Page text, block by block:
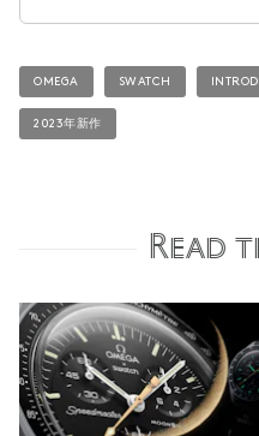
OMEGA SWATCH
2023年新作
Read